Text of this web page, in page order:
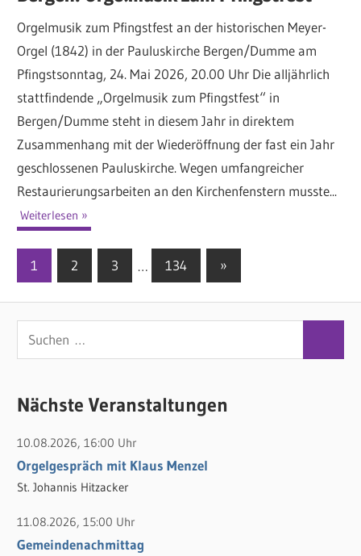
Orgelmusik zum Pfingstfest an der historischen Meyer-
Orgel (1842) in der Pauluskirche Bergen/Dumme am
Pfingstsonntag, 24. Mai 2026, 20.00 Uhr Die alljährlich
stattfindende „Orgelmusik zum Pfingstfest“ in
Bergen/Dumme steht in diesem Jahr in direktem
Zusammenhang mit der Wiederöffnung der fast ein Jahr
geschlossenen Pauluskirche. Wegen umfangreicher
Restaurierungsarbeiten an den Kirchenfenstern musste...
Weiterlesen
Seitennummerierung
der
Beiträge
1 2 3 … 134
Nächste
»
u
h
n
n
a
c
h
Nächste Veranstaltungen
10.08.2026, 16:00 Uhr
Orgelgespräch mit Klaus Menzel
St. Johannis Hitzacker
11.08.2026, 15:00 Uhr
Gemeindenachmittag